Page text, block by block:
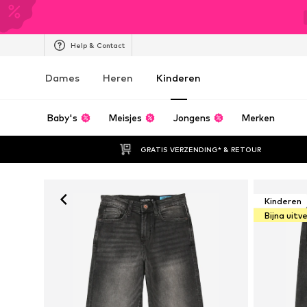
Help & Contact
Dames Heren Kinderen
Baby's Meisjes Jongens Merken
GRATIS VERZENDING* & RETOUR
Kinderen
Bijna